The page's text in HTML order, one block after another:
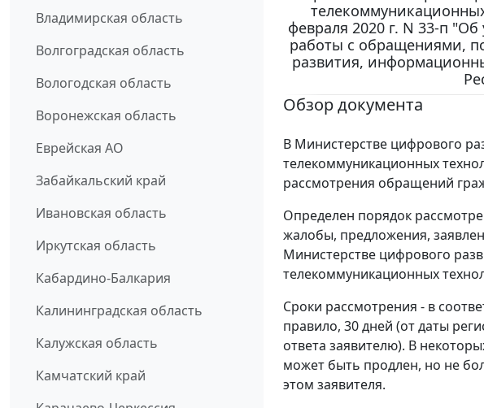
Владимирская область
Волгоградская область
Вологодская область
Воронежская область
Еврейская АО
Забайкальский край
Ивановская область
Иркутская область
Кабардино-Балкария
Калининградская область
Калужская область
Камчатский край
февраля 2020 г. N 33-п
работы с обращениями,
развития,
Обзор документа
В Министерстве цифрового
телекоммуникационных
рассмотрения обращений
Определен порядок
жалобы, предложения,
Министерстве цифрового
телекоммуникационных
Сроки рассмотрения - в
правило, 30 дней (от даты
ответа заявителю). В
может быть продлен, но не
этом заявителя.